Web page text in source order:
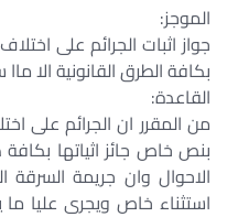
الموجز:
جواز اثبات الجرائم على
بكافة الطرق القانونية الا
القاعدة:
من المقرر ان الجرائم على
بنص خاص جائز اثياتها بكافة
الاحوال وان جريمة السرقة
استثناء خاص ويجرى عليا ما